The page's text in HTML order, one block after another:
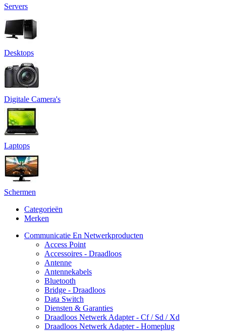
Servers
Desktops
Digitale Camera's
Laptops
Schermen
Categorieën
Merken
Communicatie En Netwerkproducten
Access Point
Accessoires - Draadloos
Antenne
Antennekabels
Bluetooth
Bridge - Draadloos
Data Switch
Diensten & Garanties
Draadloos Netwerk Adapter - Cf / Sd / Xd
Draadloos Netwerk Adapter - Homeplug